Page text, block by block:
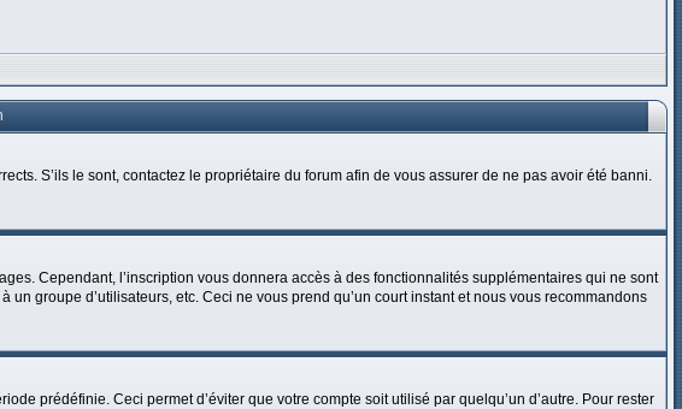
S’ils le sont, contactez le propriétaire du forum afin de vous assurer de ne pas avoir été banni.
Cependant, l’inscription vous donnera accès à des fonctionnalités supplémentaires qui ne sont
groupe d’utilisateurs, etc. Ceci ne vous prend qu’un court instant et nous vous recommandons
prédéfinie. Ceci permet d’éviter que votre compte soit utilisé par quelqu’un d’autre. Pour rester